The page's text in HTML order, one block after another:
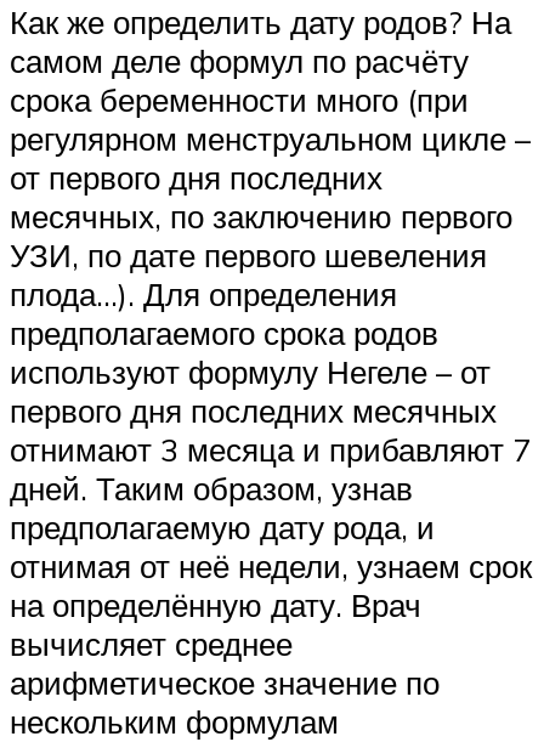
Как же определить дату родов? На
самом деле формул по расчёту
срока беременности много (при
регулярном менструальном цикле –
от первого дня последних
месячных, по заключению первого
УЗИ, по дате первого шевеления
плода…). Для определения
предполагаемого срока родов
используют формулу Негеле – от
первого дня последних месячных
отнимают 3 месяца и прибавляют 7
дней. Таким образом, узнав
предполагаемую дату рода, и
отнимая от неё недели, узнаем срок
на определённую дату. Врач
вычисляет среднее
арифметическое значение по
нескольким формулам